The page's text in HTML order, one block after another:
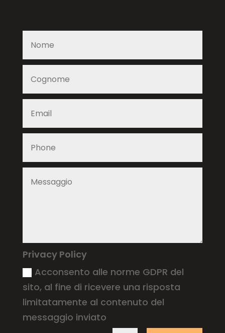
Privacy Policy
Acconsento alle norme GDPR del
sito, al fine di ricevere una risposta
limitatamente al contenuto del
messaggio inviato